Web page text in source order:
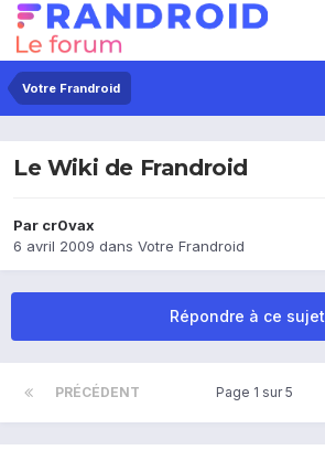
Votre Frandroid
Le Wiki de Frandroid
Par cr0vax
6 avril 2009 dans Votre Frandroid
Répondre à ce sujet
PRÉCÉDENT Page 1 sur 5